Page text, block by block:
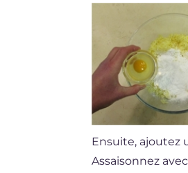
Ensuite, ajoutez
Assaisonnez